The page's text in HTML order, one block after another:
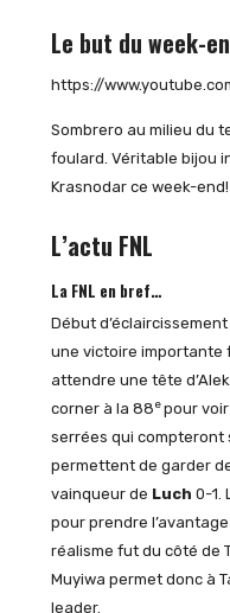
Le but du week-
https://
Sombrero au milieu du
foulard. Véritable bijou
Krasnodar ce week-end!
L’actu FNL
La FNL en bref…
Début d’éclaircissement
une victoire importante
attendre une tête
corner à la 88epour
serrées qui compteront
permettent de garder
vainqueur de Luch 0-1.
pour prendre
réalisme fut du côté de
Muyiwa permet donc à
leader.